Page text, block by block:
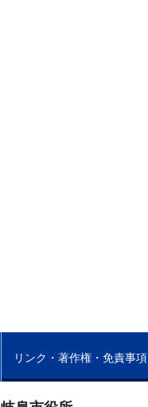
リンク・著作権・免責事項